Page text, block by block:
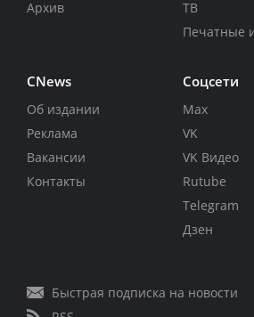
Архив
ТВ
Печатные
CNews
Об издании
Реклама
Вакансии
Контакты
Соцсети
Max
VK
VK Видео
Rutube
Telegram
Дзен
Быстрая подписка на новости